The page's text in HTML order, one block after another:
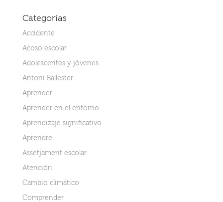
Categorías
Accidente
Acoso escolar
Adolescentes y jóvenes
Antoni Ballester
Aprender
Aprender en el entorno
Aprendizaje significativo
Aprendre
Assetjament escolar
Atención
Cambio climático
Comprender